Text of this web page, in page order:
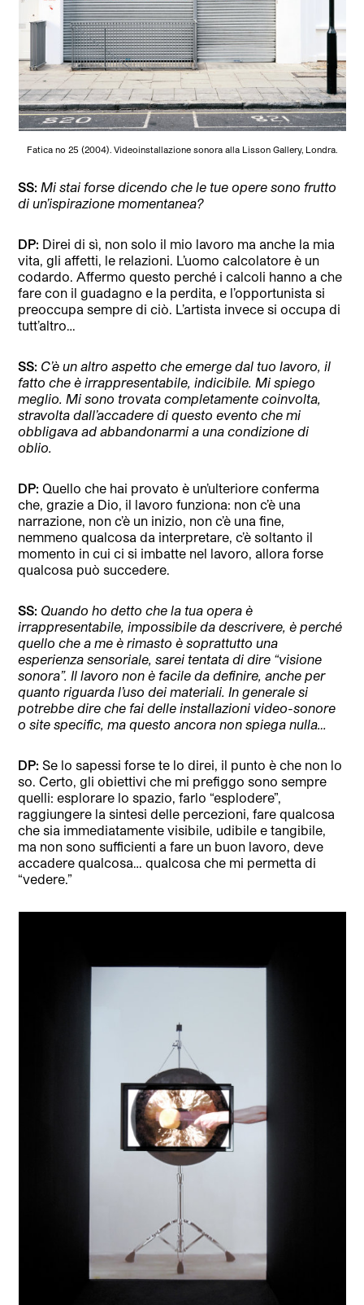
Fatica no 25 (2004). Videoinstallazione sonora alla Lisson Gallery, Londra.
SS: Mi stai forse dicendo che le tue opere sono frutto
di un’ispirazione momentanea?
DP: Direi di sì, non solo il mio lavoro ma anche la mia
vita, gli affetti, le relazioni. L’uomo calcolatore è un
codardo. Affermo questo perché i calcoli hanno a che
fare con il guadagno e la perdita, e l’opportunista si
preoccupa sempre di ciò. L’artista invece si occupa di
tutt’altro…
SS: C’è un altro aspetto che emerge dal tuo lavoro, il
fatto che è irrappresentabile, indicibile. Mi spiego
meglio. Mi sono trovata completamente coinvolta,
stravolta dall’accadere di questo evento che mi
obbligava ad abbandonarmi a una condizione di
oblio.
DP: Quello che hai provato è un’ulteriore conferma
che, grazie a Dio, il lavoro funziona: non c’è una
narrazione, non c’è un inizio, non c’è una fine,
nemmeno qualcosa da interpretare, c’è soltanto il
momento in cui ci si imbatte nel lavoro, allora forse
qualcosa può succedere.
SS: Quando ho detto che la tua opera è
irrappresentabile, impossibile da descrivere, è perché
quello che a me è rimasto è soprattutto una
esperienza sensoriale, sarei tentata di dire “visione
sonora”. Il lavoro non è facile da definire, anche per
quanto riguarda l’uso dei materiali. In generale si
potrebbe dire che fai delle installazioni video-sonore
o site specific, ma questo ancora non spiega nulla…
DP:Se lo sapessi forse te lo direi, il punto è che non lo
so. Certo, gli obiettivi che mi prefiggo sono sempre
quelli: esplorare lo spazio, farlo “esplodere”,
raggiungere la sintesi delle percezioni, fare qualcosa
che sia immediatamente visibile, udibile e tangibile,
ma non sono sufficienti a fare un buon lavoro, deve
accadere qualcosa… qualcosa che mi permetta di
“vedere.”